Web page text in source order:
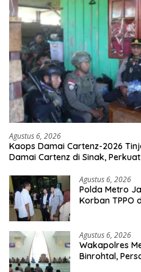
Agustus 6, 2026
Kaops Damai Cartenz-2026
Damai Cartenz di Sinak,
Agustus 6, 2026
Polda Metro
Korban TPPO
Agustus 6, 2026
Wakapolres
Binrohtal,